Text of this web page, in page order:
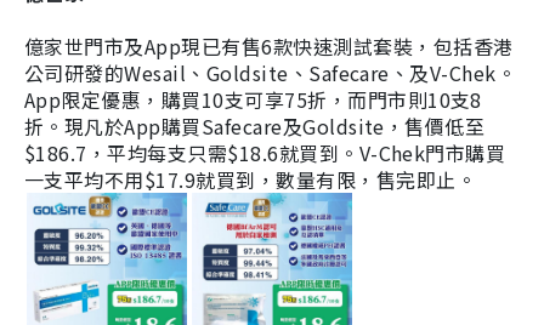
億家世門市及App現已有售6款快速測試套裝，包括香港
公司研發的Wesail、Goldsite、Safecare、及V-Chek。
App限定優惠，購買10支可享75折，而門市則10支8
折。現凡於App購買Safecare及Goldsite，售價低至
$186.7，平均每支只需$18.6就買到。V-Chek門市購買
一支平均不用$17.9就買到，數量有限，售完即止。